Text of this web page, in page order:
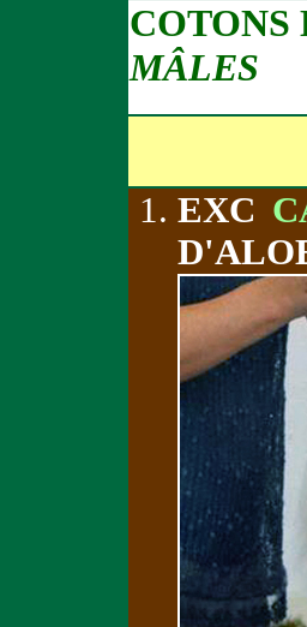
COTONS
MÂLES
EXC